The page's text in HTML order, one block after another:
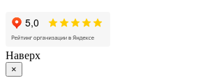
Наверх
×